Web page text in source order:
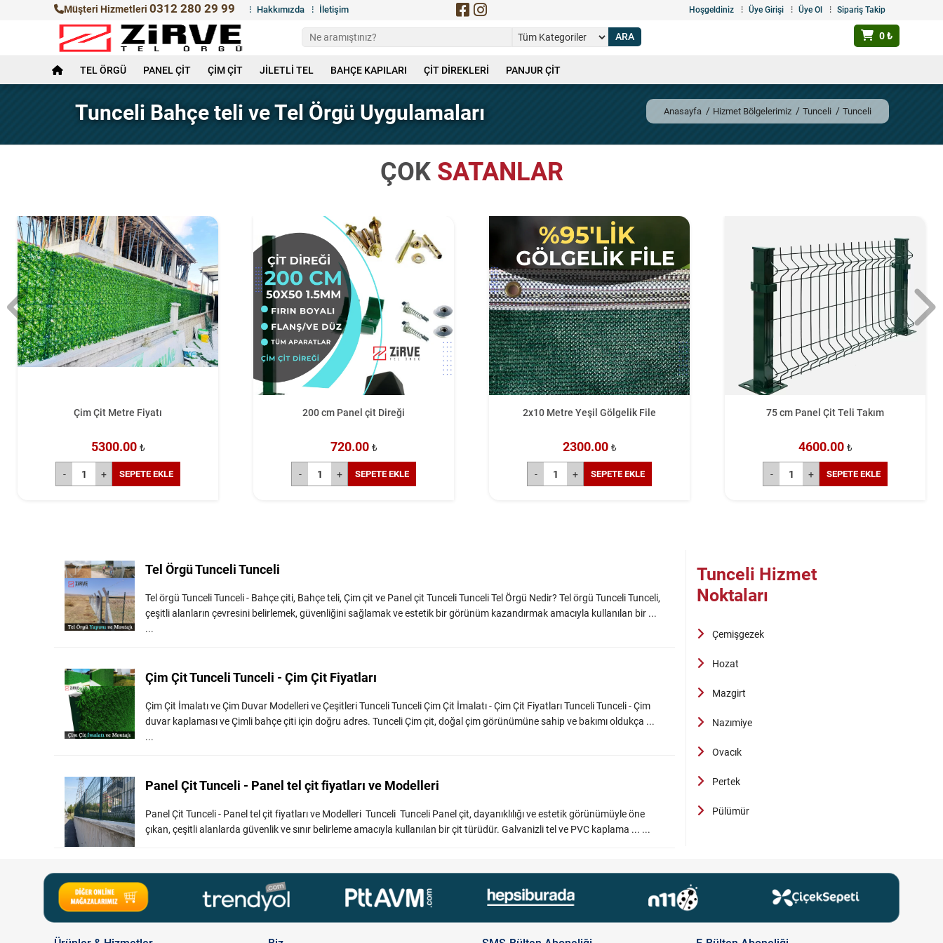
Müşteri Hizmetleri 0312 280 29 99 Hakkımızda İletişim Hoşgeldiniz Üye Girişi Üye Ol Sipariş Takip
0 ₺
TEL ÖRGÜ PANEL ÇİT ÇİM ÇİT JİLETLİ TEL BAHÇE KAPILARI ÇİT DİREKLERİ PANJUR ÇİT
Anasayfa Hizmet Bölgelerimiz Tunceli Tunceli
Tunceli Bahçe teli ve Tel Örgü Uygulamaları
ÇOK SATANLAR
Çim Çit Metre Fiyatı
5300.00 ₺
SEPETE EKLE
200 cm Panel çit Direği
720.00 ₺
SEPETE EKLE
2x10 Metre Yeşil Gölgelik File
2300.00 ₺
SEPETE EKLE
75 cm Panel Çit Teli Takım
4600.00 ₺
SEPETE EKLE
Tel Örgü Tunceli Tunceli
Tel örgü Tunceli Tunceli - Bahçe çiti, Bahçe teli, Çim çit ve Panel çit Tunceli Tunceli Tel Örgü Nedir? Tel örgü Tunceli Tunceli,
çeşitli alanların çevresini belirlemek, güvenliğini sağlamak ve estetik bir görünüm kazandırmak amacıyla kullanılan bir ...
...
Çim Çit Tunceli Tunceli - Çim Çit Fiyatları
Çim Çit İmalatı ve Çim Duvar Modelleri ve Çeşitleri Tunceli Tunceli Çim Çit İmalatı - Çim Çit Fiyatları Tunceli Tunceli - Çim
duvar kaplaması ve Çimli bahçe çiti için doğru adres. Tunceli Çim çit, doğal çim görünümüne sahip ve bakımı oldukça ...
...
Panel Çit Tunceli - Panel tel çit fiyatları ve Modelleri
Panel Çit Tunceli - Panel tel çit fiyatları ve Modelleri Tunceli Tunceli Panel çit, dayanıklılığı ve estetik görünümüyle öne
çıkan, çeşitli alanlarda güvenlik ve sınır belirleme amacıyla kullanılan bir çit türüdür. Galvanizli tel ve PVC kaplama ... ...
Tunceli Hizmet
Noktaları
Çemişgezek
Hozat
Mazgirt
Nazımiye
Ovacık
Pertek
Pülümür